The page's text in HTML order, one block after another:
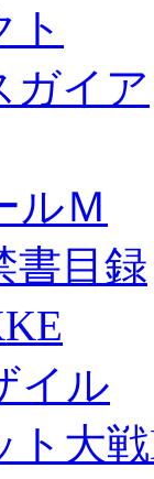
ト
ガイア
ルＭ
書目録
イル
ト大